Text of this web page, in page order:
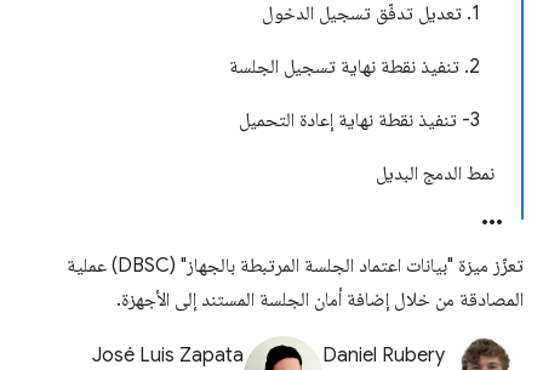
1. تعديل تدفّق تسجيل الدخول
2. تنفيذ نقطة نهاية تسجيل الجلسة
3- تنفيذ نقطة نهاية إعادة التحميل
نمط الدمج البديل
تعزّز ميزة "بيانات اعتماد الجلسة المرتبطة بالجهاز" (DBSC) عملية
المصادقة من خلال إضافة أمان الجلسة المستند إلى الأجهزة.
Daniel Rubery
José Luis Zapata